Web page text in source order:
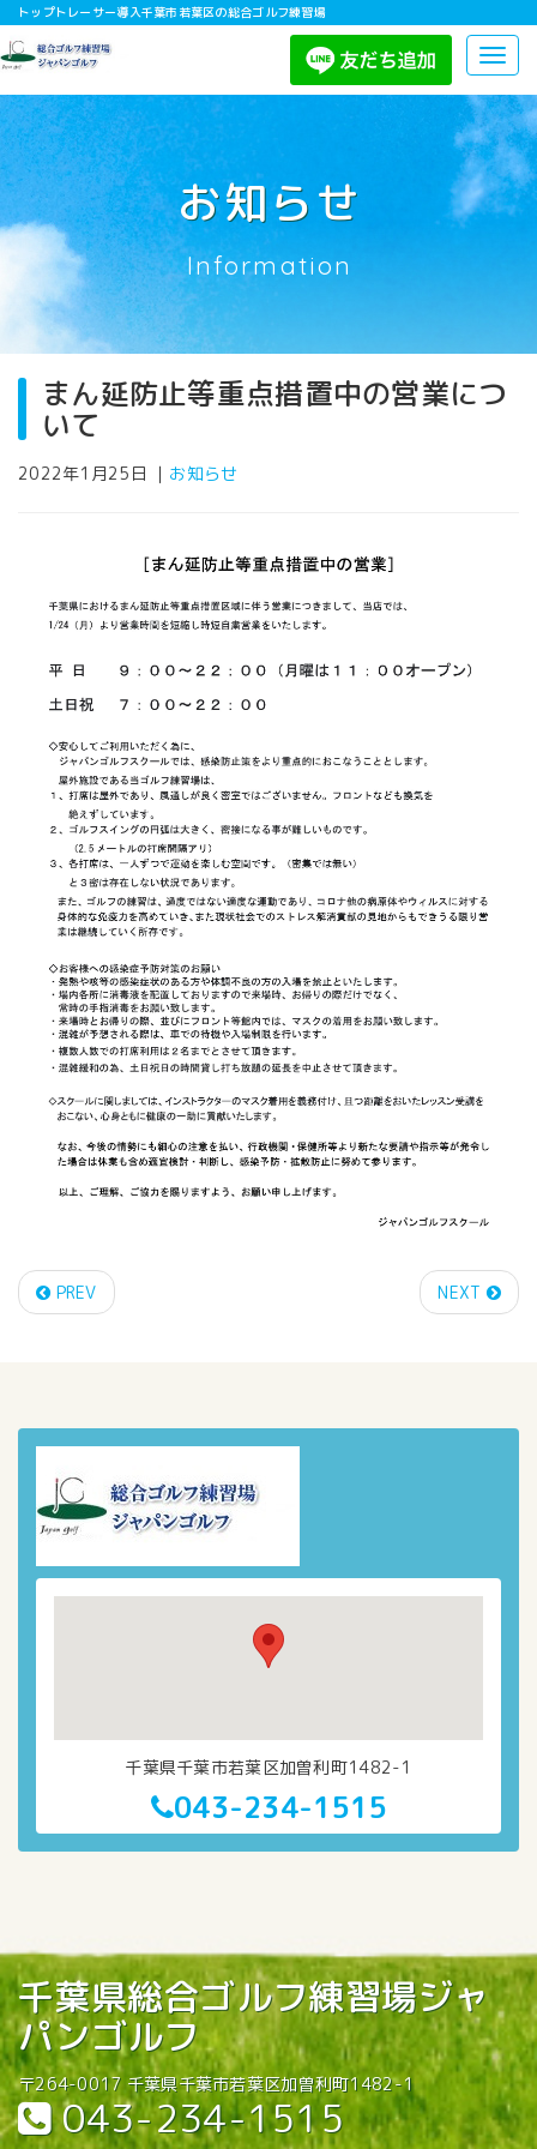
トップトレーサー導入千葉市若葉区の総合ゴルフ練習場
お知らせ
Information
まん延防止等重点措置中の営業につ
いて
2022年1月25日 ｜ お知らせ
PREV NEXT
千葉県千葉市若葉区加曽利町1482-1
043-234-1515
千葉県総合ゴルフ練習場ジャ
パンゴルフ
〒264-0017 千葉県千葉市若葉区加曽利町1482-1
043-234-1515